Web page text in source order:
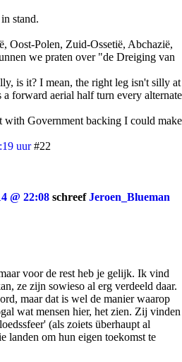
stand.
Oost-Polen, Zuid-Ossetië, Abchazië,
we praten over "de Dreiging van
is it? I mean, the right leg isn't silly at
forward aerial half turn every alternate
with Government backing I could make
uur #22
@ 22:08 schreefJeroen_Blueman
voor de rest heb je gelijk. Ik vind
ze zijn sowieso al erg verdeeld daar.
maar dat is wel de manier waarop
wat mensen hier, het zien. Zij vinden
(als zoiets überhaupt al
landen om hun eigen toekomst te